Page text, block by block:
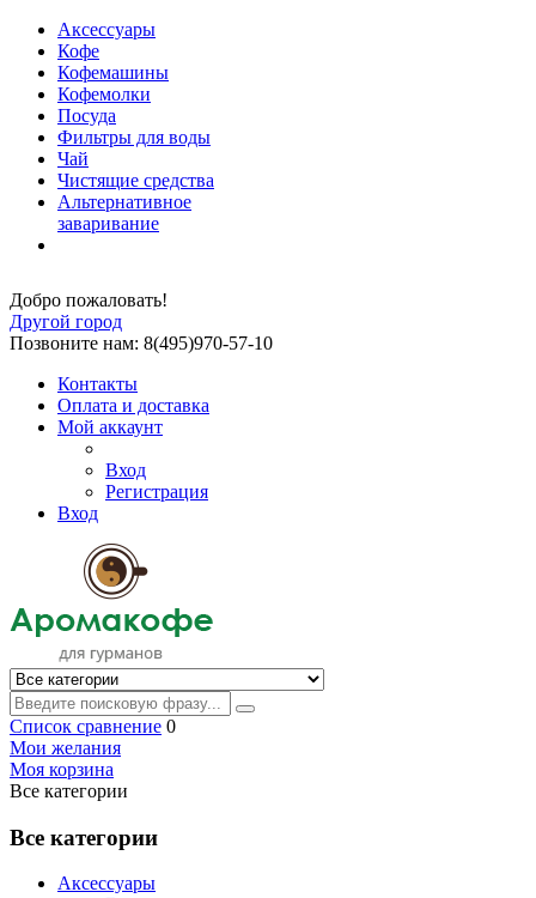
Аксессуары
Кофе
Кофемашины
Кофемолки
Посуда
Фильтры для воды
Чай
Чистящие средства
Альтернативное
заваривание
Добро пожаловать!
Другой город
Позвоните нам: 8(495)970-57-10
Контакты
Оплата и доставка
Мой аккаунт
Вход
Регистрация
Вход
Список сравнение 0
Мои желания
Моя корзина
Все категории
Все категории
Аксессуары